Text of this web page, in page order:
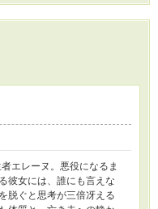
エレーヌ。悪役になるま
彼女には、誰にも言えな
脱ぐと思考が三倍冴える